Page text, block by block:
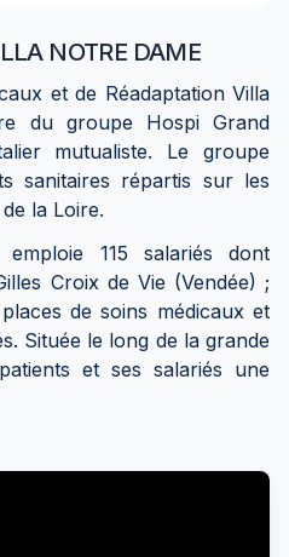
NOTRE DAME
et de Réadaptation Villa
du groupe Hospi Grand
mutualiste. Le groupe
sanitaires répartis sur les
la Loire.
115 salariés dont
Croix de Vie (Vendée) ;
de soins médicaux et
Située le long de la grande
et ses salariés une